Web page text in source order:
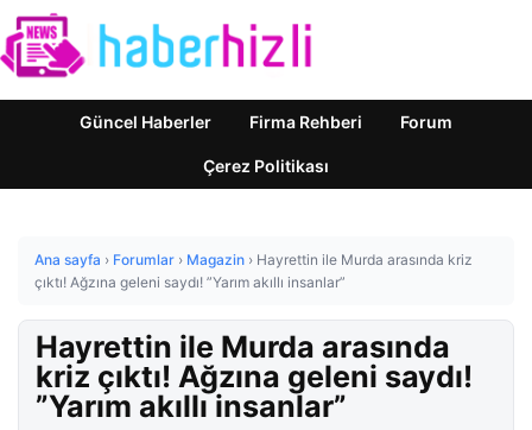
Güncel Haberler Firma Rehberi Forum
Çerez Politikası
Ana sayfa › Forumlar › Magazin › Hayrettin ile Murda arasında kriz
çıktı! Ağzına geleni saydı! ”Yarım akıllı insanlar”
Hayrettin ile Murda arasında
kriz çıktı! Ağzına geleni saydı!
”Yarım akıllı insanlar”